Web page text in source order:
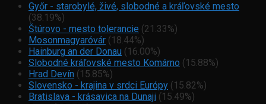
Győr - starobylé, živé, slobodné a kráľovské mesto
(38.19%)
Štúrovo - mesto tolerancie (21.33%)
Mosonmagyaróvár (18.44%)
Hainburg an der Donau (16.00%)
Slobodné kráľovské mesto Komárno (15.88%)
Hrad Devín (15.85%)
Slovensko - krajina v srdci Európy (15.82%)
Bratislava - krásavica na Dunaji (15.49%)